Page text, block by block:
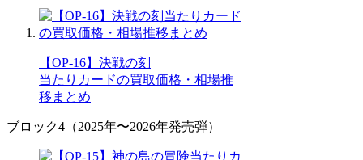
【OP-16】決戦の刻
当たりカードの買取価格・相場推
移まとめ
ブロック4（2025年〜2026年発売弾）